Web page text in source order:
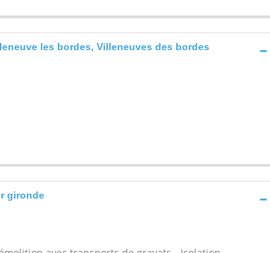
les bordes, Villeneuves des bordes
gironde